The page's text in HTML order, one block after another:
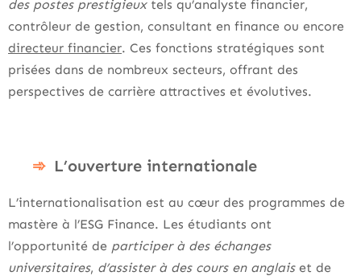
des postes prestigieuxtels qu’analyste financier,
contrôleur de gestion, consultant en finance ou encore
directeur financier. Ces fonctions stratégiques sont
prisées dans de nombreux secteurs, offrant des
perspectives de carrière attractives et évolutives.
L’ouverture internationale
L’internationalisation est au cœur des programmes de
mastère à l’ESG Finance. Les étudiants ont
l’opportunité de participer à des échanges
universitaires, d’assister à des cours en anglaiset de